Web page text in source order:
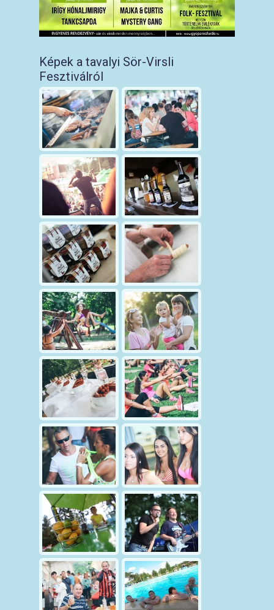
Képek a tavalyi Sör-Virsli
Fesztiválról